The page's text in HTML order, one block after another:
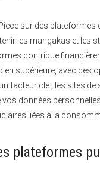
sur des
les mangakas et les
contribue
supérieure, avec des
facteur clé ; les sites
données
liées à la
plateformes